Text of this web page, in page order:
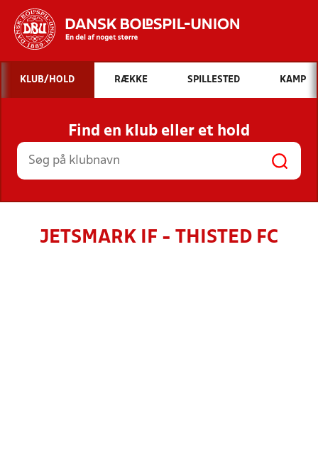
Hvad vil du søge efter?
INDHOLD OG NYHEDER
STILLINGER, RESULTATER, KLUBBER OG
HOLD
KLUB/HOLD RÆKKE SPILLESTED KAMP
Find en klub eller et hold
JETSMARK IF - THISTED FC